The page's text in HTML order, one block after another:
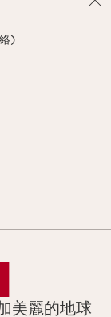
)
美麗的地球